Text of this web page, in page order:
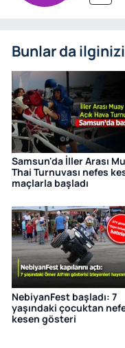
Bunlar da
Samsun'da İller Arası
Thai Turnuvası nefes
maçlarla başladı
NebiyanFest başladı: 7
yaşındaki çocuktan
kesen gösteri